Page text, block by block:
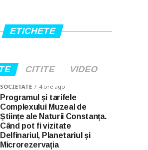
ETICHETE
CITITE VIDEO
SOCIETATE 4 ore ago
Programul și tarifele
Complexului Muzeal de
Științe ale Naturii Constanța.
Când pot fi vizitate
Delfinariul, Planetariul și
Microrezervația